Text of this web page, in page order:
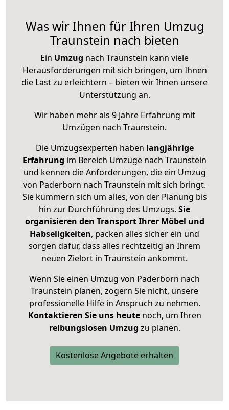
Was wir Ihnen für Ihren Umzug
Traunstein nach bieten
Ein Umzug nach Traunstein kann viele
Herausforderungen mit sich bringen, um Ihnen
die Last zu erleichtern – bieten wir Ihnen unsere
Unterstützung an.
Wir haben mehr als 9 Jahre Erfahrung mit
Umzügen nach Traunstein.
Die Umzugsexperten haben langjährige
Erfahrung im Bereich Umzüge nach Traunstein
und kennen die Anforderungen, die ein Umzug
von Paderborn nach Traunstein mit sich bringt.
Sie kümmern sich um alles, von der Planung bis
hin zur Durchführung des Umzugs. Sie
organisieren den Transport Ihrer Möbel und
Habseligkeiten, packen alles sicher ein und
sorgen dafür, dass alles rechtzeitig an Ihrem
neuen Zielort in Traunstein ankommt.
Wenn Sie einen Umzug von Paderborn nach
Traunstein planen, zögern Sie nicht, unsere
professionelle Hilfe in Anspruch zu nehmen.
Kontaktieren Sie uns heutenoch, um Ihren
reibungslosen Umzug zu planen.
Kostenlose Angebote erhalten